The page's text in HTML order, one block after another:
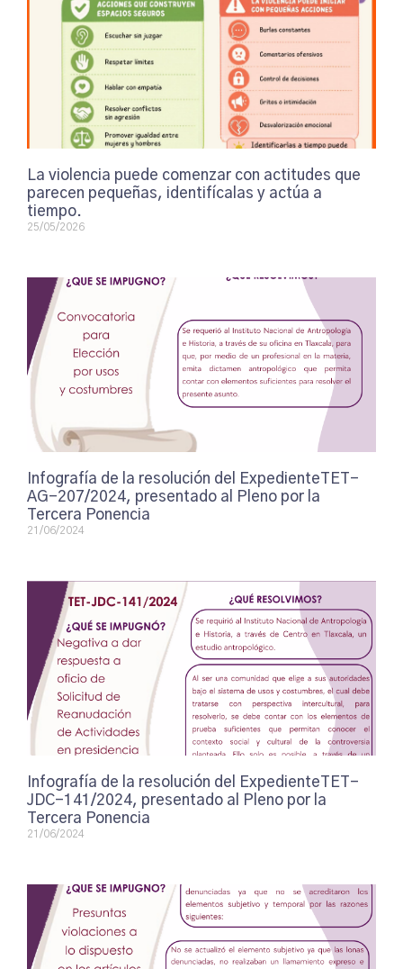
La violencia puede comenzar con actitudes que
parecen pequeñas, identifícalas y actúa a
tiempo.
25/05/2026
Infografía de la resolución del ExpedienteTET-
AG-207/2024, presentado al Pleno por la
Tercera Ponencia
21/06/2024
Infografía de la resolución del ExpedienteTET-
JDC-141/2024, presentado al Pleno por la
Tercera Ponencia
21/06/2024